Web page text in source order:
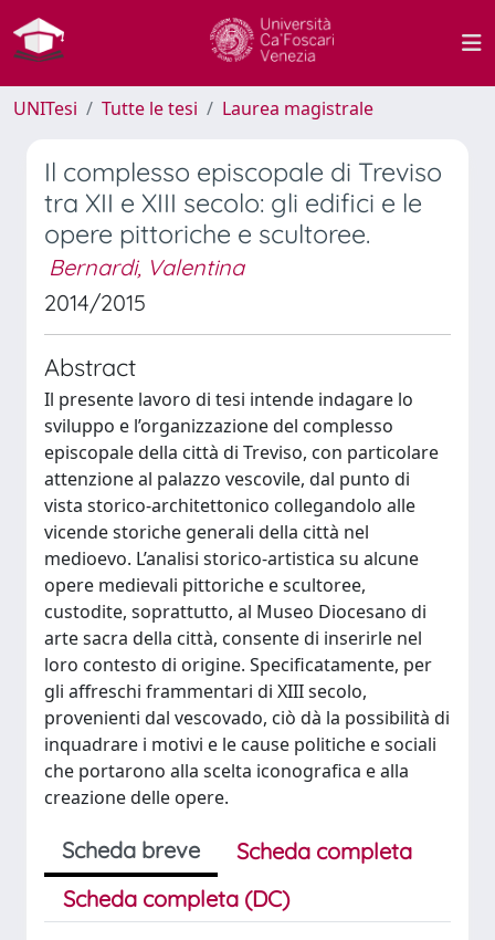
UNITesi Tutte le tesi Laurea magistrale
Il complesso episcopale di Treviso
tra XII e XIII secolo: gli edifici e le
opere pittoriche e scultoree.
Bernardi, Valentina
2014/2015
Abstract
Il presente lavoro di tesi intende indagare lo
sviluppo e l’organizzazione del complesso
episcopale della città di Treviso, con particolare
attenzione al palazzo vescovile, dal punto di
vista storico-architettonico collegandolo alle
vicende storiche generali della città nel
medioevo. L’analisi storico-artistica su alcune
opere medievali pittoriche e scultoree,
custodite, soprattutto, al Museo Diocesano di
arte sacra della città, consente di inserirle nel
loro contesto di origine. Specificatamente, per
gli affreschi frammentari di XIII secolo,
provenienti dal vescovado, ciò dà la possibilità di
inquadrare i motivi e le cause politiche e sociali
che portarono alla scelta iconografica e alla
creazione delle opere.
Scheda breve
Scheda completa
Scheda completa (DC)